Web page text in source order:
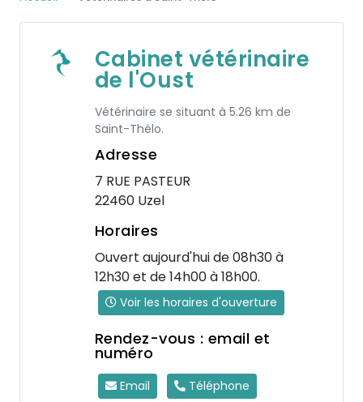
Cabinet vétérinaire
de l'Oust
Vétérinaire se situant à 5.26 km de
Saint-Thélo.
Adresse
7 RUE PASTEUR
22460 Uzel
Horaires
Ouvert aujourd'hui de 08h30 à
12h30 et de 14h00 à 18h00.
Voir les horaires d'ouverture
Rendez-vous : email et
numéro
Email Téléphone